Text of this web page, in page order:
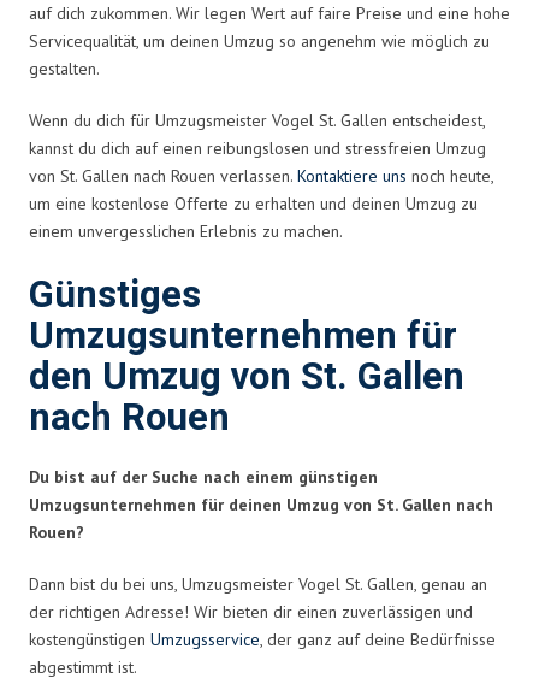
auf dich zukommen. Wir legen Wert auf faire Preise und eine hohe
Servicequalität, um deinen Umzug so angenehm wie möglich zu
gestalten.
Wenn du dich für Umzugsmeister Vogel St. Gallen entscheidest,
kannst du dich auf einen reibungslosen und stressfreien Umzug
von St. Gallen nach Rouen verlassen. Kontaktiere uns noch heute,
um eine kostenlose Offerte zu erhalten und deinen Umzug zu
einem unvergesslichen Erlebnis zu machen.
Günstiges
Umzugsunternehmen für
den Umzug von St. Gallen
nach Rouen
Du bist auf der Suche nach einem günstigen
Umzugsunternehmen für deinen Umzug von St. Gallen nach
Rouen?
Dann bist du bei uns, Umzugsmeister Vogel St. Gallen, genau an
der richtigen Adresse! Wir bieten dir einen zuverlässigen und
kostengünstigen Umzugsservice, der ganz auf deine Bedürfnisse
abgestimmt ist.